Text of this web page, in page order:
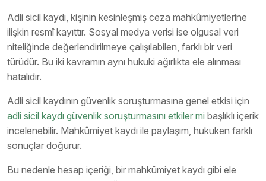
Adli sicil kaydı, kişinin kesinleşmiş ceza mahkûmiyetlerine
ilişkin resmî kayıttır. Sosyal medya verisi ise olgusal veri
niteliğinde değerlendirilmeye çalışılabilen, farklı bir veri
türüdür. Bu iki kavramın aynı hukuki ağırlıkta ele alınması
hatalıdır.
Adli sicil kaydının güvenlik soruşturmasına genel etkisi için
adli sicil kaydı güvenlik soruşturmasını etkiler mi başlıklı içerik
incelenebilir. Mahkûmiyet kaydı ile paylaşım, hukuken farklı
sonuçlar doğurur.
Bu nedenle hesap içeriği, bir mahkûmiyet kaydı gibi ele